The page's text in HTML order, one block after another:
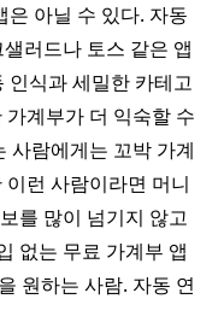
아닐 수 있다. 자동
러드나 토스 같은 앱
인식과 세밀한 카테고
계부가 더 익숙할 수
사람에게는 꼬박 가계
런 사람이라면 머니
를 많이 넘기지 않고
없는 무료 가계부 앱
원하는 사람. 자동 연